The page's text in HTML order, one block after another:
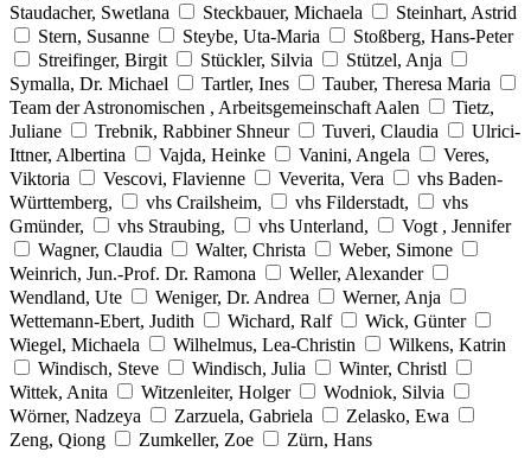
Staudacher, Swetlana
Steckbauer, Michaela
Steinhart, Astrid
Stern, Susanne
Steybe, Uta-Maria
Stoßberg, Hans-Peter
Streifinger, Birgit
Stückler, Silvia
Stützel, Anja
Symalla, Dr. Michael
Tartler, Ines
Tauber, Theresa Maria
Team der Astronomischen , Arbeitsgemeinschaft Aalen
Tietz,
Juliane
Trebnik, Rabbiner Shneur Tuveri, Claudia
Ulrici-
Ittner, Albertina
Vajda, Heinke Vanini, Angela
Veres,
Viktoria
Vescovi, Flavienne Veverita, Vera
vhs Baden-
Württemberg,
vhs Crailsheim, vhs Filderstadt,
vhs
Gmünder,
vhs Straubing, vhs Unterland,
Vogt , Jennifer
Wagner, Claudia
Walter, Christa
Weber, Simone
Weinrich, Jun.-Prof. Dr. Ramona
Weller, Alexander
Wendland, Ute
Weniger, Dr. Andrea
Werner, Anja
Wettemann-Ebert, Judith
Wichard, Ralf
Wick, Günter
Wiegel, Michaela
Wilhelmus, Lea-Christin
Wilkens, Katrin
Windisch, Steve
Windisch, Julia
Winter, Christl
Wittek, Anita
Witzenleiter, Holger
Wodniok, Silvia
Wörner, Nadzeya
Zarzuela, Gabriela
Zelasko, Ewa
Zeng, Qiong
Zumkeller, Zoe Zürn, Hans